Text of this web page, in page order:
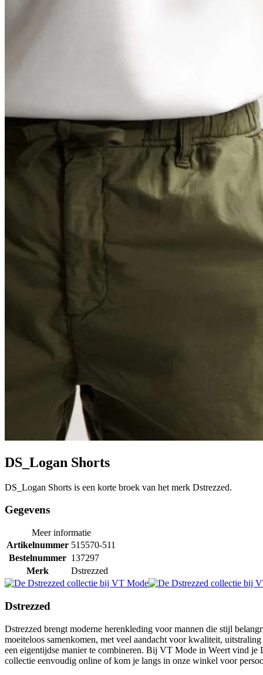
DS_Logan Shorts
DS_Logan Shorts is een korte broek van het merk Dstrezzed.
Gegevens
Meer informatie
Artikelnummer 515570-511
Bestelnummer 137297
Merk
Dstrezzed
Dstrezzed
Dstrezzed brengt moderne herenkleding voor mannen die stijl
moeiteloos samenkomen, met veel aandacht voor kwaliteit,
een eigentijdse manier te combineren. Bij VT Mode in Weert vind je
collectie eenvoudig online of kom je langs in onze winkel voor